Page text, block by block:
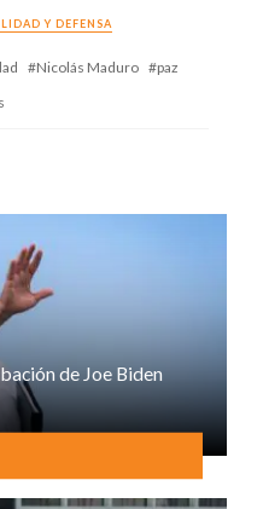
Y DEFENSA
Nicolás Maduro
paz
de Joe Biden